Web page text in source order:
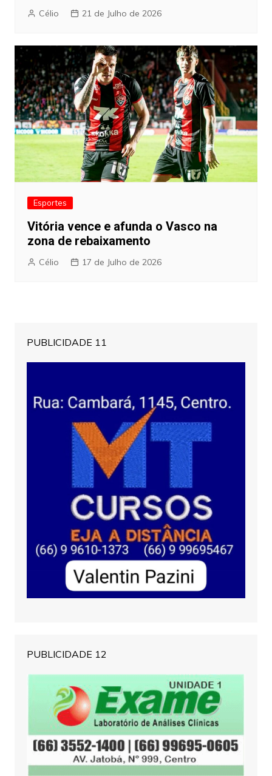
Célio 21 de Julho de 2026
Esportes
Vitória vence e afunda o Vasco na
zona de rebaixamento
Célio 17 de Julho de 2026
PUBLICIDADE 11
PUBLICIDADE 12